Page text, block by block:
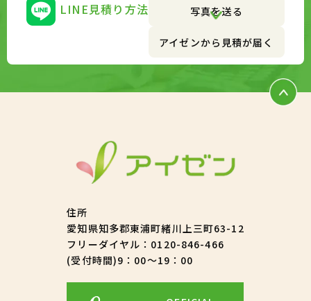
LINE見積り方法 写真を送る
アイゼンから見積が届く
住所
愛知県知多郡東浦町緒川上三町63-12
フリーダイヤル： 0120-846-466
(受付時間)9：00～19：00